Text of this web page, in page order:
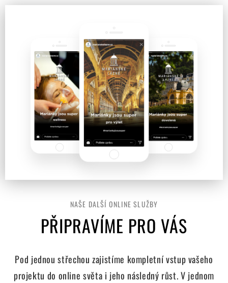
NAŠE DALŠÍ ONLINE SLUŽBY
PŘIPRAVÍME PRO VÁS
Pod jednou střechou zajistíme kompletní vstup vašeho
projektu do online světa i jeho následný růst. V jednom